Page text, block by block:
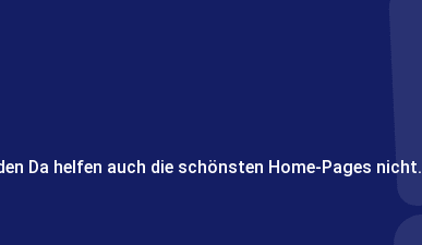
Da helfen auch die schönsten Home-Pages nicht.